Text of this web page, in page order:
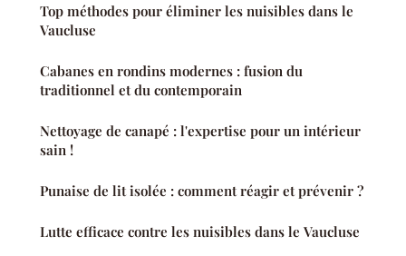
Top méthodes pour éliminer les nuisibles dans le
Vaucluse
Cabanes en rondins modernes : fusion du
traditionnel et du contemporain
Nettoyage de canapé : l'expertise pour un intérieur
sain !
Punaise de lit isolée : comment réagir et prévenir ?
Lutte efficace contre les nuisibles dans le Vaucluse